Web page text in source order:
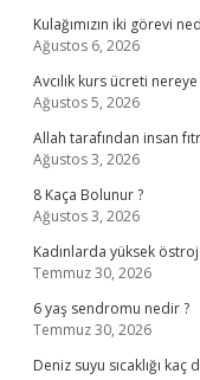
Kulağımızın iki görevi
Ağustos 6, 2026
Avcılık kurs ücreti nereye
Ağustos 5, 2026
Allah tarafından insan
Ağustos 3, 2026
8 Kaça Bolunur ?
Ağustos 3, 2026
Kadınlarda yüksek
Temmuz 30, 2026
6 yaş sendromu nedir ?
Temmuz 30, 2026
Deniz suyu sıcaklığı